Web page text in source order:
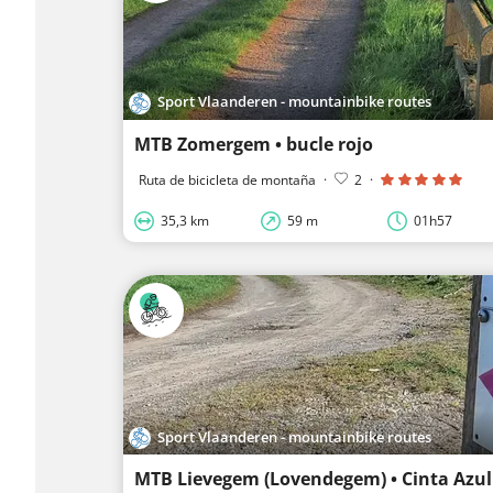
Sport Vlaanderen - mountainbike routes
MTB Zomergem • bucle rojo
Ruta de bicicleta de montaña · 2 ·
35,3 km 59 m 01h57
Sport Vlaanderen - mountainbike routes
MTB Lievegem (Lovendegem) • Cinta Azul